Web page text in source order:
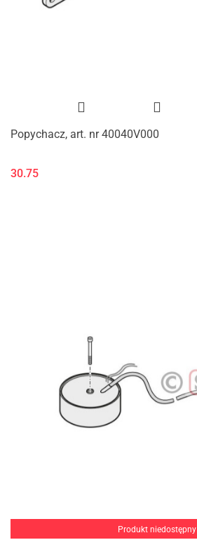
Popychacz, art. nr 40040V000
30.75
Produkt niedostępny